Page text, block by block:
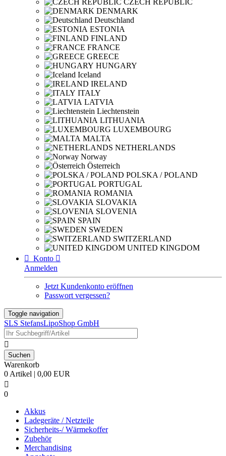
CZECH REPUBLIC
DENMARK
Deutschland
ESTONIA
FINLAND
FRANCE
GREECE
HUNGARY
Iceland
IRELAND
ITALY
LATVIA
Liechtenstein
LITHUANIA
LUXEMBOURG
MALTA
NETHERLANDS
Norway
Österreich
POLSKA / POLAND
PORTUGAL
ROMANIA
SLOVAKIA
SLOVENIA
SPAIN
SWEDEN
SWITZERLAND
UNITED KINGDOM
 Konto 
Anmelden
Jetzt Kundenkonto eröffnen
Passwort vergessen?
Toggle navigation
SLS StefansLipoShop GmbH

Warenkorb
0 Artikel | 0,00 EUR

0
Akkus
Ladegeräte / Netzteile
Sicherheits-/ Wärmekoffer
Zubehör
Merchandising